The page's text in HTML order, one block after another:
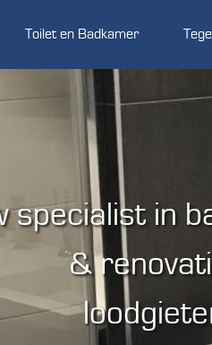
Toilet en Badkamer
specialist in
&